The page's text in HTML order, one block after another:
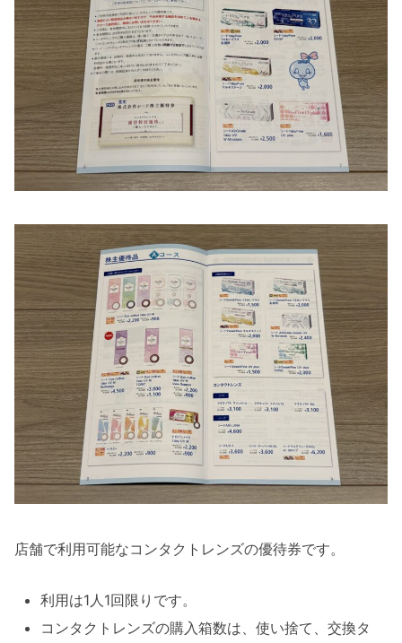
店舗で利用可能なコンタクトレンズの優待券です。
利用は1人1回限りです。
コンタクトレンズの購入箱数は、使い捨て、交換タ